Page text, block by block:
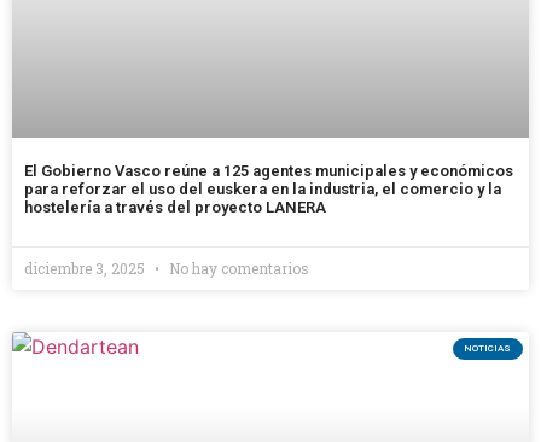
El Gobierno Vasco reúne a 125 agentes municipales y económicos
para reforzar el uso del euskera en la industria, el comercio y la
hostelería a través del proyecto LANERA
diciembre 3, 2025 No hay comentarios
NOTICIAS